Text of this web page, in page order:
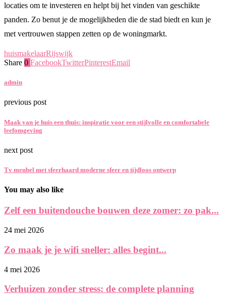
locaties om te investeren en helpt bij het vinden van geschikte
panden. Zo benut je de mogelijkheden die de stad biedt en kun je
met vertrouwen stappen zetten op de woningmarkt.
huismakelaarRijswijk
Share 0 FacebookTwitterPinterestEmail
admin
previous post
Maak van je huis een thuis: inspiratie voor een stijlvolle en comfortabele
leefomgeving
next post
Tv meubel met sfeerhaard moderne sfeer en tijdloos ontwerp
You may also like
Zelf een buitendouche bouwen deze zomer: zo pak...
24 mei 2026
Zo maak je je wifi sneller: alles begint...
4 mei 2026
Verhuizen zonder stress: de complete planning